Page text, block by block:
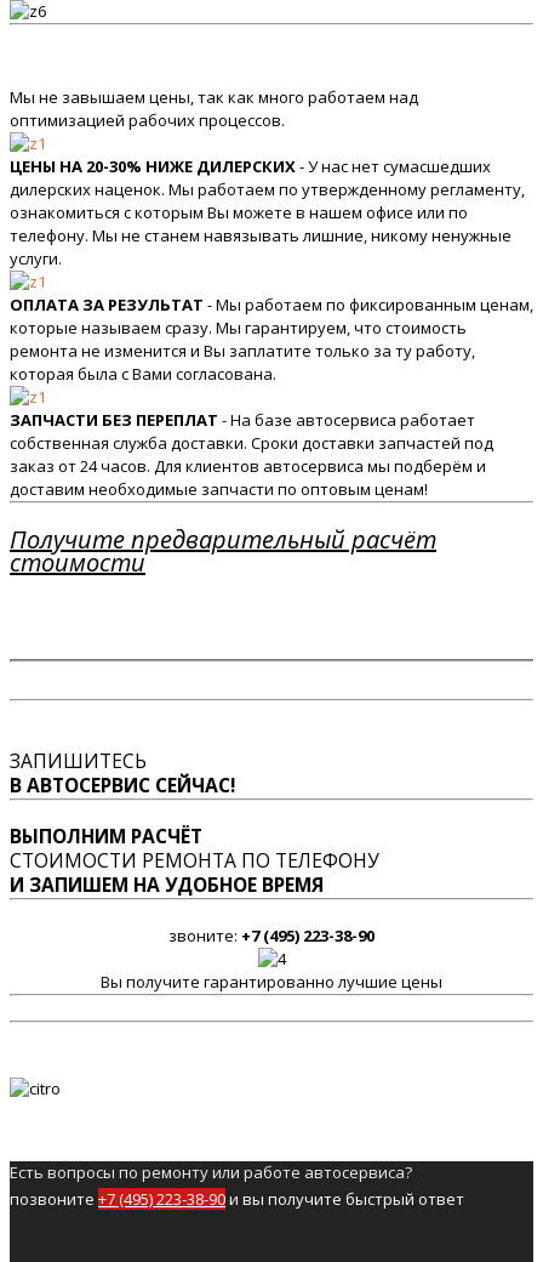
Мы не завышаем цены, так как много работаем над
оптимизацией рабочих процессов.
ЦЕНЫ НА 20-30% НИЖЕ ДИЛЕРСКИХ- У нас нет сумасшедших
дилерских наценок. Мы работаем по утвержденному регламенту,
ознакомиться с которым Вы можете в нашем офисе или по
телефону. Мы не станем навязывать лишние, никому ненужные
услуги.
ОПЛАТА ЗА РЕЗУЛЬТАТ - Мы работаем по фиксированным ценам,
которые называем сразу. Мы гарантируем, что стоимость
ремонта не изменится и Вы заплатите только за ту работу,
которая была с Вами согласована.
ЗАПЧАСТИ БЕЗ ПЕРЕПЛАТ - На базе автосервиса работает
собственная служба доставки. Сроки доставки запчастей под
заказ от 24 часов. Для клиентов автосервиса мы подберём и
доставим необходимые запчасти по оптовым ценам!
Получите предварительный расчёт
стоимости
ЗАПИШИТЕСЬ
В АВТОСЕРВИС СЕЙЧАС!
ВЫПОЛНИМ РАСЧЁТ
СТОИМОСТИ РЕМОНТА ПО ТЕЛЕФОНУ
И ЗАПИШЕМ НА УДОБНОЕ ВРЕМЯ
звоните: +7 (495) 223-38-90
Вы получите гарантированно лучшие цены
Есть вопросы по ремонту или работе автосервиса?
позвоните +7 (495) 223-38-90и вы получите быстрый ответ